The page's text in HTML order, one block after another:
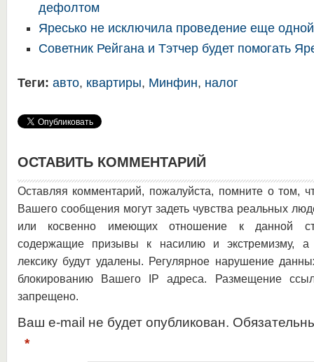
дефолтом
Яресько не исключила проведение еще одной
Советник Рейгана и Тэтчер будет помогать
Теги: авто, квартиры, Минфин, налог
ОСТАВИТЬ КОММЕНТАРИЙ
Оставляя комментарий, пожалуйста, помните о том,
Вашего сообщения могут задеть чувства реальных
или косвенно имеющих отношение к данной
содержащие призывы к насилию и экстремизму, а
лексику будут удалены. Регулярное нарушение
блокированию Вашего IP адреса. Размещение
запрещено.
Ваш e-mail не будет опубликован.
*